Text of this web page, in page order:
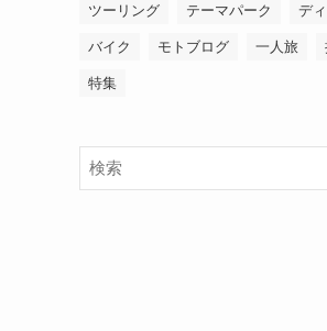
ツーリング テーマパーク デ
バイク モトブログ 一人旅
特集